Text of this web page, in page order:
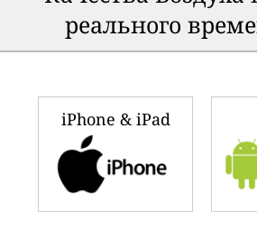
реального
iPhone & iPad